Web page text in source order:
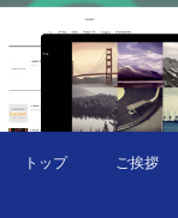
トップ ご挨拶